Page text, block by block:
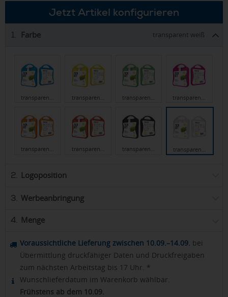
Jetzt Artikel konfigurieren
1. Farbe transparent weiß
transparen… transparen… transparen… transparen…
transparen… transparen… transparen… transparen…
2. Logoposition
3. Werbeanbringung
4. Menge
Voraussichtliche Lieferung zwischen 10.09.–14.09. bei
Übermittlung druckfähiger Daten und Druckfreigaben
zum nächsten Arbeitstag bis 17 Uhr. *
Wunschlieferdatum im Warenkorb wählbar.
Frühstens ab dem 10.09.